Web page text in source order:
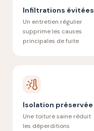
Infiltrations évitées
Un entretien régulier
supprime les causes
principales de fuite
Isolation préservée
Une toiture saine réduit
les déperditions